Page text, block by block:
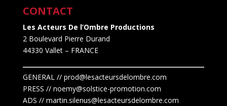
CONTACT
Les Acteurs De l’Ombre Productions
2 Boulevard Pierre Durand
44330 Vallet– FRANCE
GENERAL // prod@lesacteursdelombre.com
PRESS // noemy@solstice-promotion.com
ADS // martin.silenus@lesacteursdelombre.com